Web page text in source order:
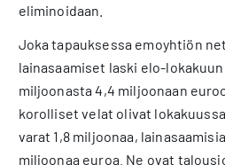
eliminoidaan.
Joka tapauksessa emoyhtiön
lainasaamiset laski elo-
miljoonasta 4,4 miljoonaan
korolliset velat olivat
varat 1,8 miljoonaa,
miljoonaa euroa. Ne ovat